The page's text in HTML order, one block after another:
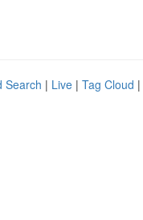
Search | Live | Tag Cloud |